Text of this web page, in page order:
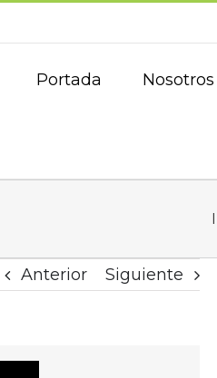
Portada Nosotros
Anterior Siguiente